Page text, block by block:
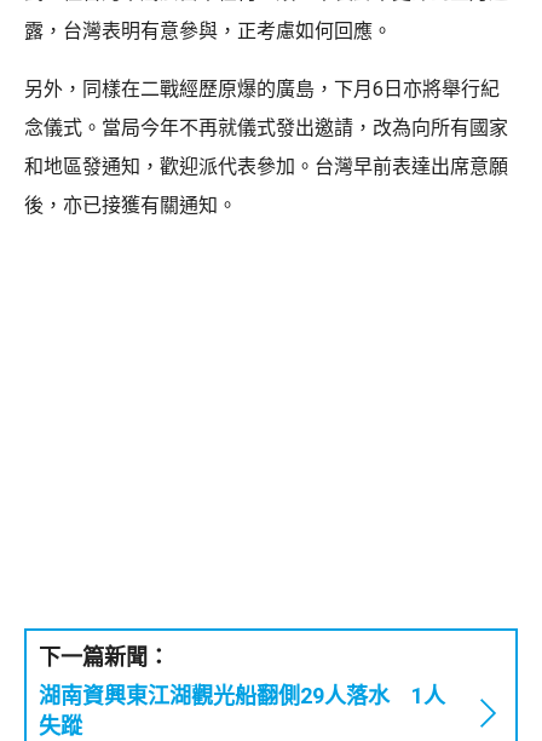
露，台灣表明有意參與，正考慮如何回應。
另外，同樣在二戰經歷原爆的廣島，下月6日亦將舉行紀
念儀式。當局今年不再就儀式發出邀請，改為向所有國家
和地區發通知，歡迎派代表參加。台灣早前表達出席意願
後，亦已接獲有關通知。
下一篇新聞：
湖南資興東江湖觀光船翻側29人落水 1人
失蹤